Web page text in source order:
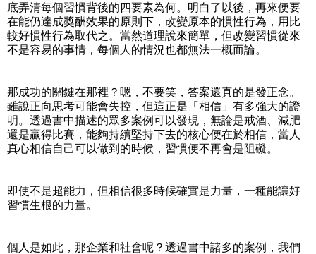
底弄清每個習慣背後的四要素為何。明白了以後，再來便要
在能仍達成獎酬效果的原則下，改變原本的慣性行為，用比
較好慣性行為取代之。當然道理說來簡單，但改變習慣從來
不是容易的事情，每個人的情況也都無法一概而論。
那成功的關鍵在那裡？嗯，不要笑，答案還真的是發正念。
雖說正向思考可能會失控，但這正是「相信」有多強大的證
明。透過書中描述的眾多案例可以發現，無論是戒酒、減肥
還是贏得比賽，能夠持續堅持下去的核心便在於相信，當人
真心相信自己可以做到的時候，習慣便不再會是阻礙。
即使不是超能力，但相信很多時候確實是力量，一種能讓好
習慣生根的力量。
個人是如此，那企業和社會呢？透過書中諸多的案例，我們